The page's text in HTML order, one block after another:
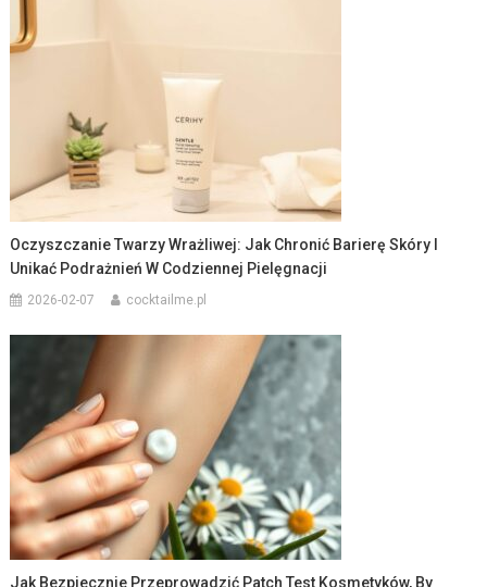
Oczyszczanie Twarzy Wrażliwej: Jak Chronić Barierę Skóry I
Unikać Podrażnień W Codziennej Pielęgnacji
2026-02-07 cocktailme.pl
Jak Bezpiecznie Przeprowadzić Patch Test Kosmetyków, By